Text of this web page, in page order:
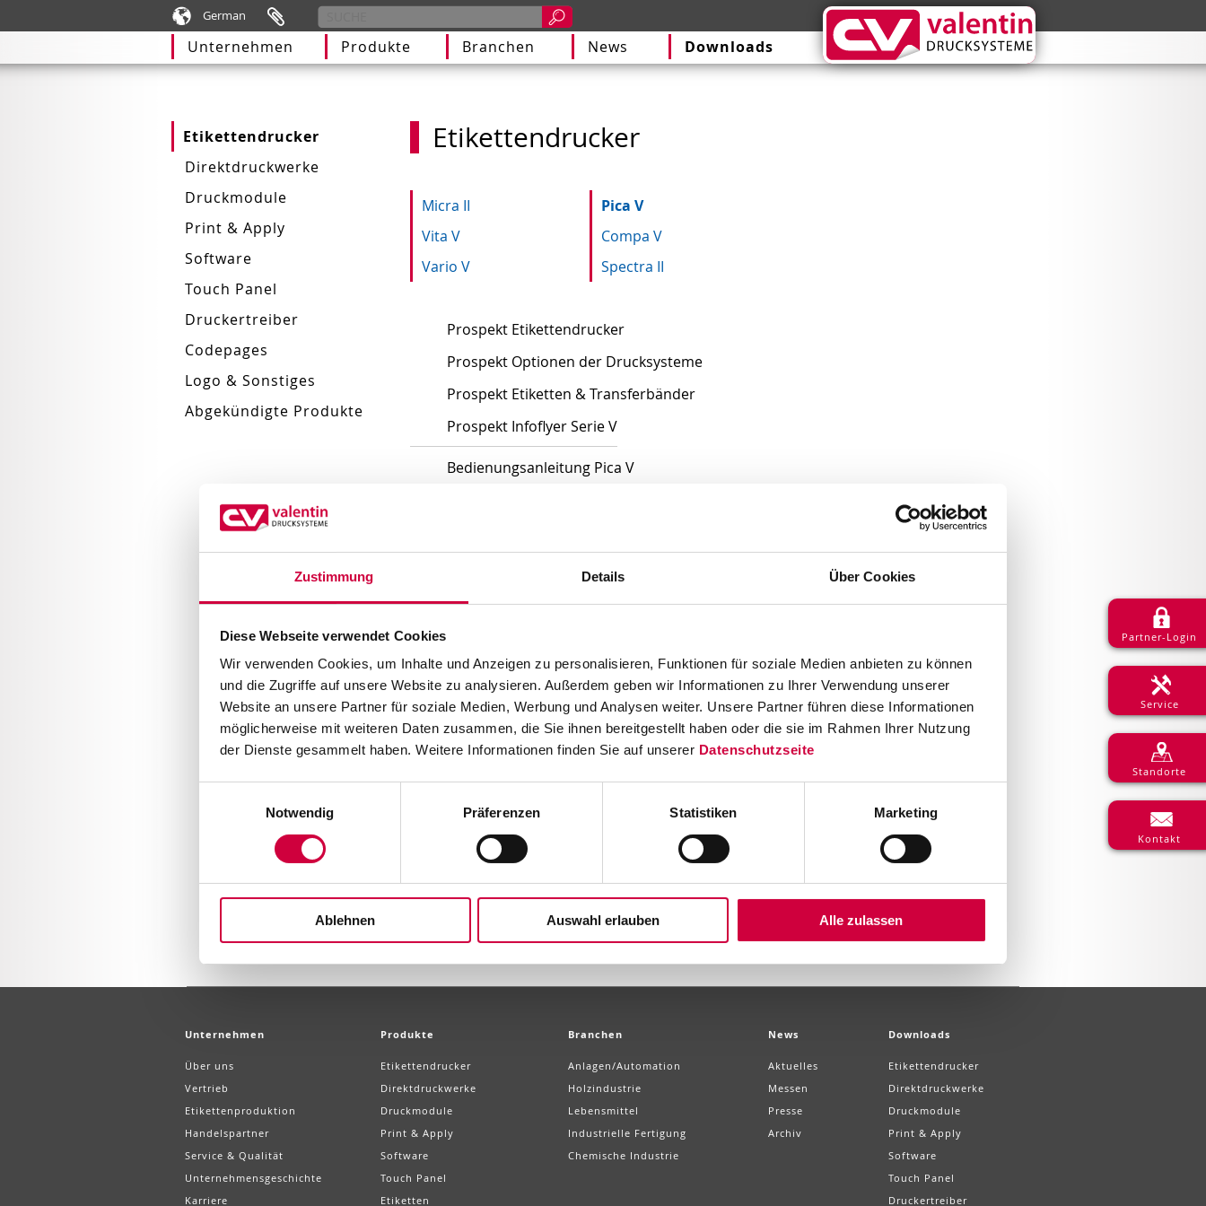
Zustimmung Details Über Cookies
Diese Webseite verwendet Cookies
Wir verwenden Cookies, um Inhalte und Anzeigen zu personalisieren, Funktionen für soziale Medien anbieten zu können
und die Zugriffe auf unsere Website zu analysieren. Außerdem geben wir Informationen zu Ihrer Verwendung unserer
Website an unsere Partner für soziale Medien, Werbung und Analysen weiter. Unsere Partner führen diese Informationen
möglicherweise mit weiteren Daten zusammen, die Sie ihnen bereitgestellt haben oder die sie im Rahmen Ihrer Nutzung
der Dienste gesammelt haben. Weitere Informationen finden Sie auf unserer Datenschutzseite
Notwendig
Präferenzen Statistiken Marketing
Ablehnen Auswahl erlauben Alle zulassen
German
Unternehmen Produkte Branchen News Downloads
Etikettendrucker
Direktdruckwerke
Druckmodule
Print & Apply
Software
Touch Panel
Druckertreiber
Codepages
Logo & Sonstiges
Abgekündigte Produkte
Etikettendrucker
Micra II
Pica V
Vita V
Compa V
Vario V
Spectra II
Prospekt Etikettendrucker
Prospekt Optionen der Drucksysteme
Prospekt Etiketten & Transferbänder
Prospekt Infoflyer Serie V
Bedienungsanleitung Pica V
Serviceanleitung Pica V
Unternehmen
Über uns
Vertrieb
Etikettenproduktion
Handelspartner
Service & Qualität
Unternehmensgeschichte
Karriere
Produkte
Etikettendrucker
Direktdruckwerke
Druckmodule
Print & Apply
Software
Touch Panel
Etiketten
Branchen
Anlagen/Automation
Holzindustrie
Lebensmittel
Industrielle Fertigung
Chemische Industrie
News
Aktuelles
Messen
Presse
Archiv
Downloads
Etikettendrucker
Direktdruckwerke
Druckmodule
Print & Apply
Software
Touch Panel
Druckertreiber
Partner-Login
Service
Standorte
Kontakt